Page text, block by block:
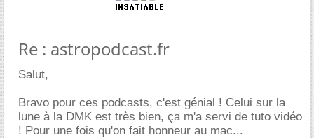
Re : astropodcast.fr
Salut,
Bravo pour ces podcasts, c'est génial ! Celui sur la
lune à la DMK est très bien, ça m'a servi de tuto vidéo
! Pour une fois qu'on fait honneur au mac...